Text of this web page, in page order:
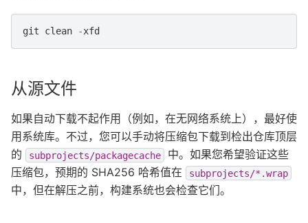
git clean -xfd
从源文件
如果自动下载不起作用（例如，在无网络系统上），最好使
用系统库。不过，您可以手动将压缩包下载到检出仓库顶层
的
subprojects/packagecache
中。如果您希望验证这些
压缩包，预期的 SHA256 哈希值在
subprojects/*.wrap
中，但在解压之前，构建系统也会检查它们。